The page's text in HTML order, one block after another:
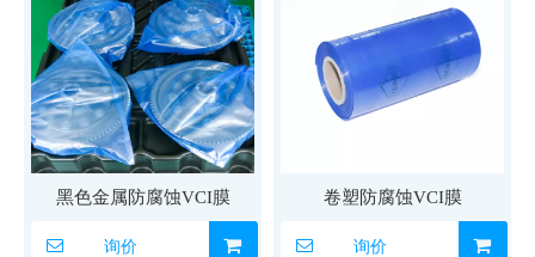
黑色金属防腐蚀VCI膜
询价
卷塑防腐蚀VCI膜
询价